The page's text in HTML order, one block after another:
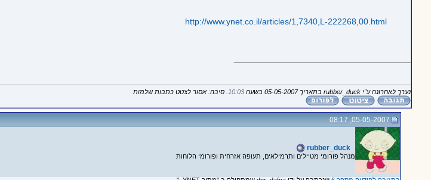
http://www.ynet.co.il/articles/1,7340,L-222268,00.html
נערך לאחרונה ע"י rubber_duck בתאריך 05-05-2007 בשעה 10:03 . סיבה: אסור לצטט כתבות שלמות
05-05-2007, 08:17
rubber_duck
מנהל פורומי מטיילים ותרמילאים, תעופה אזרחית ופורומי הלוחות